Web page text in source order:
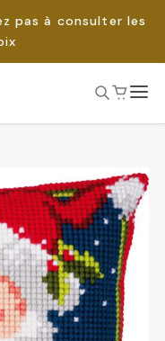
pas à consulter les